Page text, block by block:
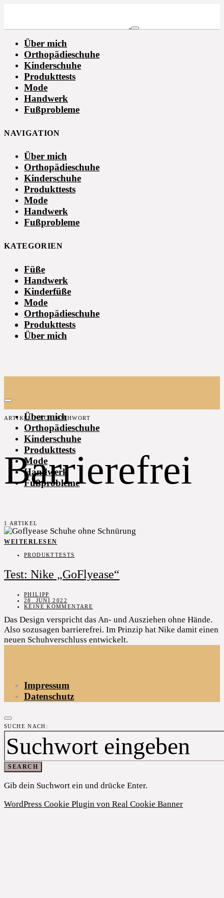
Über mich
Orthopädieschuhe
Kinderschuhe
Produkttests
Mode
Handwerk
Fußprobleme
NAVIGATION
Über mich
Orthopädieschuhe
Kinderschuhe
Produkttests
Mode
Handwerk
Fußprobleme
KATEGORIEN
Füße
Handwerk
Kinderfüße
Mode
Orthopädieschuhe
Produkttests
Über mich
Über mich
Orthopädieschuhe
Kinderschuhe
Produkttests
Mode
Handwerk
Fußprobleme
ARTIKEL NACH SUCHWORT
Barrierefrei
1 ARTIKEL
WEITERLESEN
PRODUKTTESTS
Test: Nike „GoFlyease“
PHILIPP
28. JUNI 2022
KEINE KOMMENTARE
Das Design verspricht das An- und Ausziehen ohne Hände.
Also sozusagen barrierefrei. Im Prinzip hat Nike damit einen
neuen Schuhverschluss entwickelt.
Impressum
Datenschutz
SUCHE NACH:
SEARCH
Gib dein Suchwort ein und drücke Enter.
WordPress Cookie Plugin von Real Cookie Banner